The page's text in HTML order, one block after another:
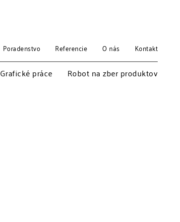
Poradenstvo Referencie O nás Kontakt
Grafické práce Robot na zber produktov